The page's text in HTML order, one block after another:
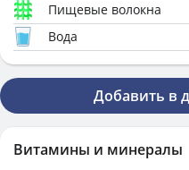
Пищевые волокна
Вода
Добавить в
Витамины и минералы